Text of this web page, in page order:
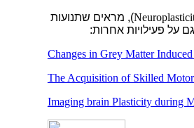
), מראים שתנועות
על פעילויות אחרות:
Changes in Grey Matter
The Acquisition of Skilled
Imaging brain Plasticity during